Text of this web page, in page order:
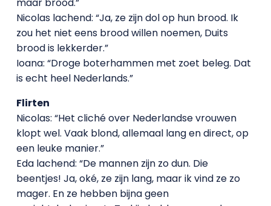
Nicolas lachend: “Ja, ze zijn dol op hun brood. Ik
zou het niet eens brood willen noemen, Duits
brood is lekkerder.”
Ioana: “Droge boterhammen met zoet beleg. Dat
is echt heel Nederlands.”
Flirten
Nicolas: “Het cliché over Nederlandse vrouwen
klopt wel. Vaak blond, allemaal lang en direct, op
een leuke manier.”
Eda lachend: “De mannen zijn zo dun. Die
beentjes! Ja, oké, ze zijn lang, maar ik vind ze zo
mager. En ze hebben bijna geen